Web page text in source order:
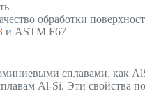
обработки
и ASTM F67
сплавами, как
Al-Si. Эти свойства